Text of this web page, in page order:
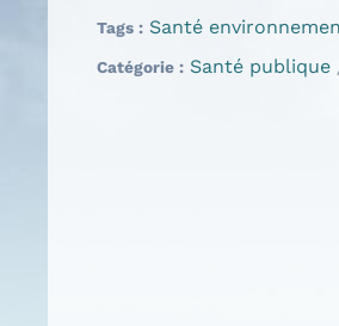
Tags Santé
Catégorie Santé publique